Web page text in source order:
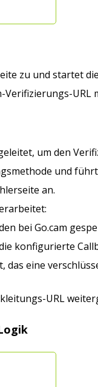
zu und startet
Verifizierungs-URL
um den
und führt
an.
bei Go.cam
konfigurierte
das eine
URL